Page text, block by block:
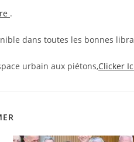
.
dans toutes les bonnes
urbain aux piétons,Clicker